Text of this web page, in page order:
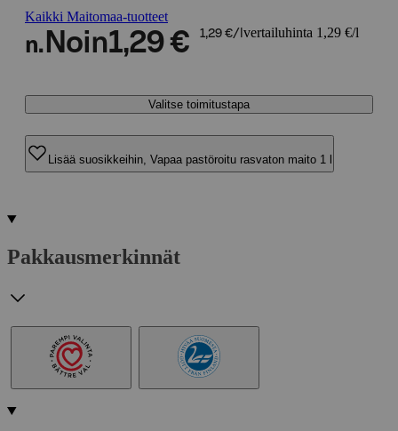
Kaikki Maitomaa-tuotteet
n. Noin1,29 € 1,29 €/l vertailuhinta 1,29 €/l
Valitse toimitustapa
Lisää suosikkeihin, Vapaa pastöroitu rasvaton maito 1 l
Pakkausmerkinnät